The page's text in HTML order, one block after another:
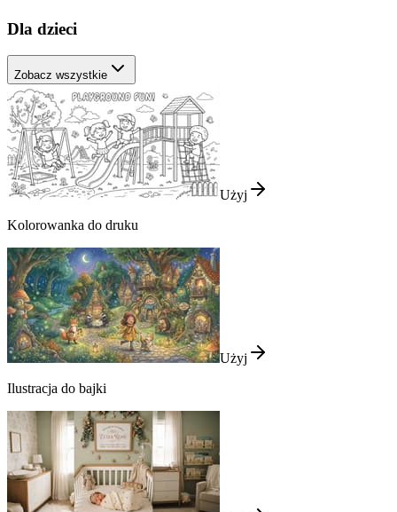
Dla dzieci
Zobacz wszystkie
Użyj
Kolorowanka do druku
Użyj
Ilustracja do bajki